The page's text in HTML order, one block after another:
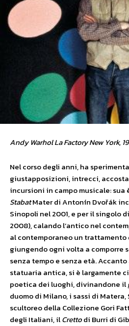
Andy Warhol La Factory New York,
Nel corso degli anni, ha
giustapposizioni, intrecci,
incursioni in campo musicale: sua
StabatMater di Antonín Dvořák
Sinopoli nel 2001, e per il singolo
2008), calando l’antico nel
al contemporaneo un trattamento
giungendo ogni volta a comporre
senza tempo e senza età.
statuaria antica, si è largamente
poetica dei luoghi, divinandone il
duomo di Milano, i sassi di Matera,
scultoreo della Collezione Gori
degli Italiani, ilCrettodi Burri di